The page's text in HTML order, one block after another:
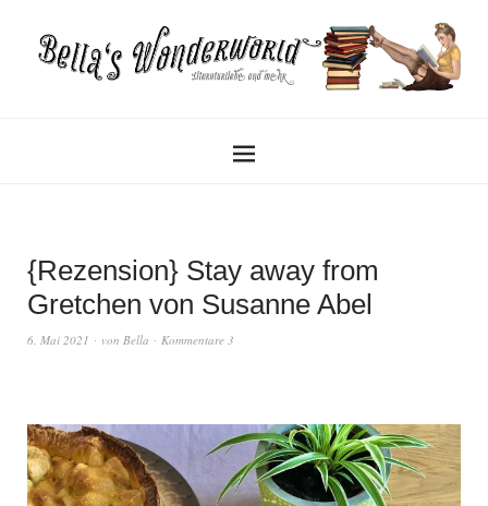
{Rezension} Stay away from
Gretchen von Susanne Abel
6. Mai 2021 von Bella Kommentare 3